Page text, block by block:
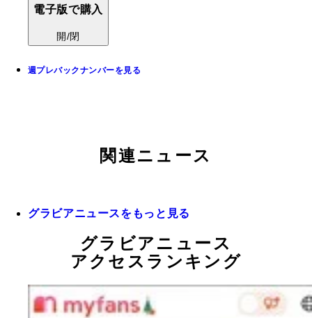
電子版で購入
開/閉
週プレバックナンバーを見る
関連ニュース
グラビアニュースをもっと見る
グラビアニュース
アクセスランキング